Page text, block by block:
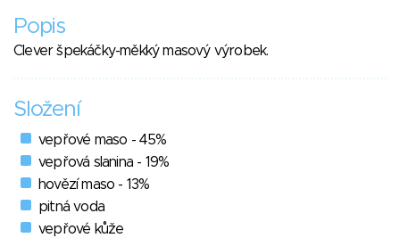
Popis
Clever špekáčky-měkký masový výrobek.
Složení
vepřové maso - 45%
vepřová slanina - 19%
hovězí maso - 13%
pitná voda
vepřové kůže